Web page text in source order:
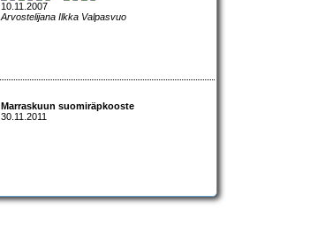
10.11.2007
Arvostelijana Ilkka Valpasvuo
Marraskuun suomiräpkooste
30.11.2011